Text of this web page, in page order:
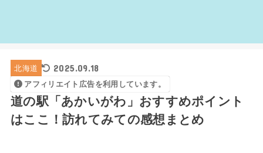
北海道 2025.09.18
アフィリエイト広告を利用しています。
道の駅「あかいがわ」おすすめポイント
はここ！訪れてみての感想まとめ